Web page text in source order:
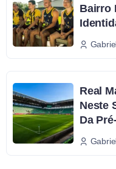
Bairro
Real
Neste
Da